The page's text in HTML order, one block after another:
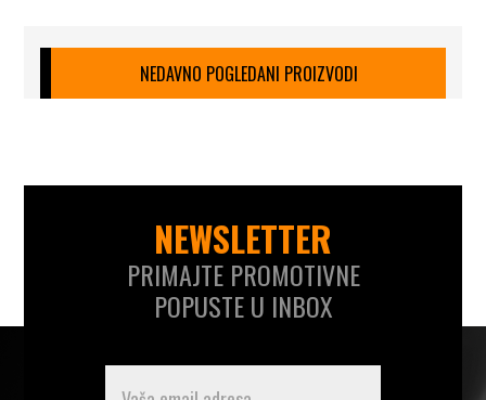
NEDAVNO POGLEDANI PROIZVODI
NEWSLETTER
PRIMAJTE PROMOTIVNE
POPUSTE U INBOX